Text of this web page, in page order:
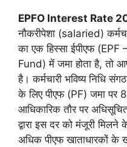
EPFO Interest Rate
नौकरीपेशा (salaried)
का एक हिस्सा ईपीएफ
Fund) में जमा होता है, तो
है। कर्मचारी भविष्य निधि
के लिए पीएफ (PF) जमा पर
आधिकारिक तौर पर
द्वारा इस दर को मंजूरी
अधिक पीएफ खाताधारकों के